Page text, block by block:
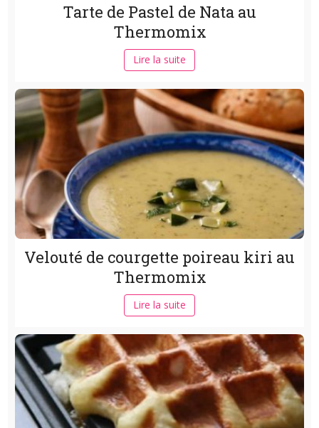
Tarte de Pastel de Nata au
Thermomix
Lire la suite
Velouté de courgette poireau kiri au
Thermomix
Lire la suite